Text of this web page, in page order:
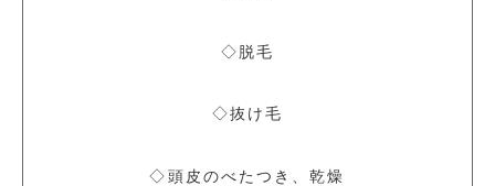
◇脱毛
◇抜け毛
◇頭皮のべたつき、乾燥